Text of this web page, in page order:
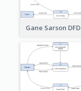
Gane Sarson DFD